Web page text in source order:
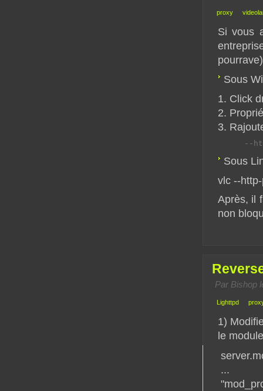
proxy
Si vous
Sous
1. Click
2.
3.
--
Sous
vlc --
Après, il
non
Par Bishop
Lighttpd
1)
le
...